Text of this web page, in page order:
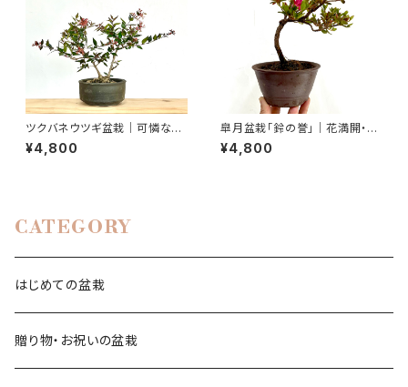
ツクバネウツギ盆栽｜可憐な花
を楽しむ一点物｜高さ約25cm
¥4,800
皐月盆栽「鈴の誉」｜花満開・蕾
付きの一点物｜高さ約20cm
¥4,800
CATEGORY
はじめての盆栽
贈り物・お祝いの盆栽